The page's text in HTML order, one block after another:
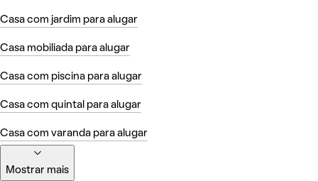
Casa com jardim para alugar
Casa mobiliada para alugar
Casa com piscina para alugar
Casa com quintal para alugar
Casa com varanda para alugar
Mostrar mais